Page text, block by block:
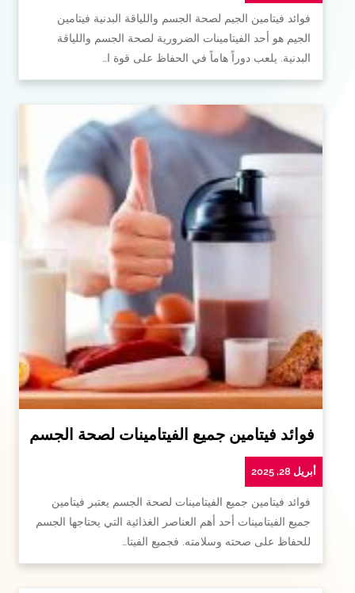
فوائد فيتامين الجيم لصحة الجسم واللياقة البدنية فيتامين
الجيم هو أحد الفيتامينات الضرورية لصحة الجسم واللياقة
البدنية. يلعب دوراً هاماً في الحفاظ على قوة ا…
فوائد فيتامين جميع الفيتامينات لصحة الجسم
أبريل 28, 2025
فوائد فيتامين جميع الفيتامينات لصحة الجسم يعتبر فيتامين
جميع الفيتامينات أحد أهم العناصر الغذائية التي يحتاجها الجسم
للحفاظ على صحته وسلامته. فجميع الفيتا…